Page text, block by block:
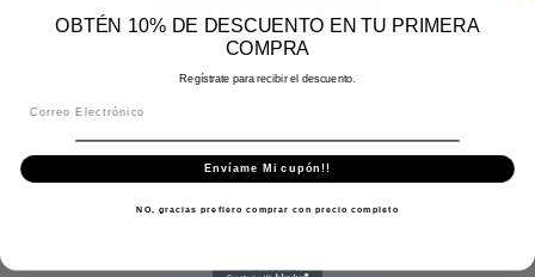
🚚 Envío gratuito. Entrega en máximo 3 días.
$61.900
OBTÉN 10% DE DESCUENTO EN TU PRIMERA
COMPRA
Regístrate para recibir el descuento.
Envíame Mi cupón!!
NO, gracias prefiero comprar con precio completo